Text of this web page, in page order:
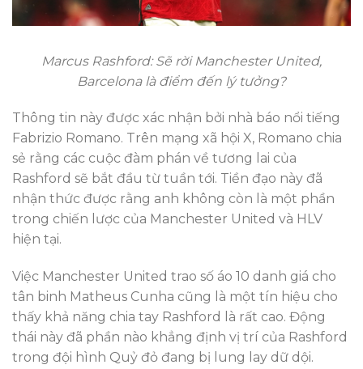
Marcus Rashford: Sẽ rời Manchester United,
Barcelona là điểm đến lý tưởng?
Thông tin này được xác nhận bởi nhà báo nổi tiếng
Fabrizio Romano. Trên mạng xã hội X, Romano chia
sẻ rằng các cuộc đàm phán về tương lai của
Rashford sẽ bắt đầu từ tuần tới. Tiền đạo này đã
nhận thức được rằng anh không còn là một phần
trong chiến lược của Manchester United và HLV
hiện tại.
Việc Manchester United trao số áo 10 danh giá cho
tân binh Matheus Cunha cũng là một tín hiệu cho
thấy khả năng chia tay Rashford là rất cao. Động
thái này đã phần nào khẳng định vị trí của Rashford
trong đội hình Quỷ đỏ đang bị lung lay dữ dội.